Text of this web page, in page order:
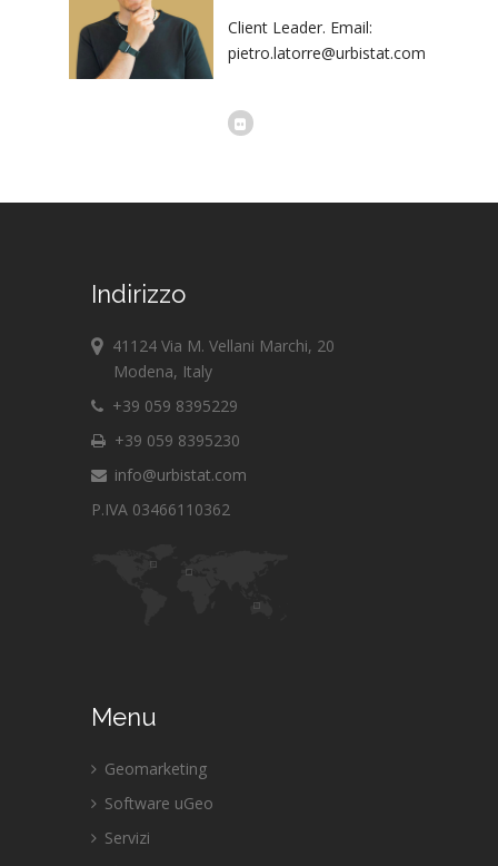
Client Leader. Email:
pietro.latorre@urbistat.com
Indirizzo
41124 Via M. Vellani Marchi, 20
Modena, Italy
+39 059 8395229
+39 059 8395230
info@urbistat.com
P.IVA 03466110362
Menu
Geomarketing
Software uGeo
Servizi